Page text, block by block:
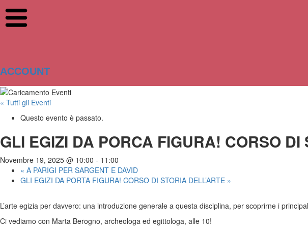
ACCOUNT
« Tutti gli Eventi
Questo evento è passato.
GLI EGIZI DA PORCA FIGURA! CORSO DI
Novembre 19, 2025 @ 10:00 - 11:00
« A PARIGI PER SARGENT E DAVID
GLI EGIZI DA PORTA FIGURA! CORSO DI STORIA DELL’ARTE »
L’arte egizia per davvero: una introduzione generale a questa disciplina, per scoprirne i
Ci vediamo con Marta Berogno, archeologa ed egittologa, alle 10!